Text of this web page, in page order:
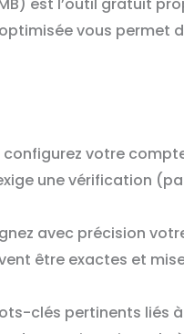
est l’outil gratuit
vous permet
votre
une vérification
avec précision
être exactes et
clés pertinents liés